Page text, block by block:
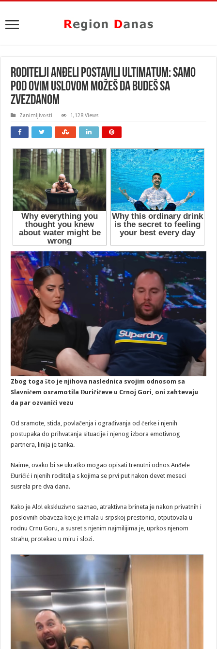
RODITELJI ANĐELI POSTAVILI ULTIMATUM: Samo
pod ovim USLOVOM možeš da budeš sa
Zvezdanom
Zanimljivosti 1,128 Views
Zbog toga što je njihova naslednica svojim odnosom sa
Slavnićem osramotila Đuričićeve u Crnoj Gori, oni zahtevaju
da par ozvaniči vezu
Od sramote, stida, povlačenja i ograđivanja od ćerke i njenih
postupaka do prihvatanja situacije i njenog izbora emotivnog
partnera, linija je tanka.
Naime, ovako bi se ukratko mogao opisati trenutni odnos Anđele
Đuričić i njenih roditelja s kojima se prvi put nakon devet meseci
susrela pre dva dana.
Kako je Alo! ekskluzivno saznao, atraktivna brineta je nakon privatnih i
poslovnih obaveza koje je imala u srpskoj prestonici, otputovala u
rodnu Crnu Goru, a susret s njenim najmilijima je, uprkos njenom
strahu, protekao u miru i slozi.